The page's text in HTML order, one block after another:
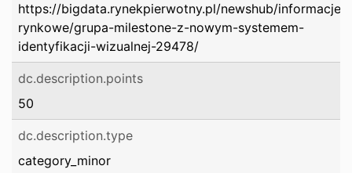
https://bigdata.rynekpierwotny.pl/newshub/informacje-
rynkowe/grupa-milestone-z-nowym-systemem-
identyfikacji-wizualnej-29478/
dc.description.points
50
dc.description.type
category_minor